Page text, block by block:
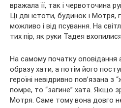
вражала її, так і червоточина
Ці дві істоти, будинок і Мотря,
можливо і від псування. На
тих пір, як руки Тадея
На самому початку оповідання
образу хати, а потім його
героїні невідривно пов’язана
помре, то “загине” хата. Якщо
Мотря. Саме тому вона довго